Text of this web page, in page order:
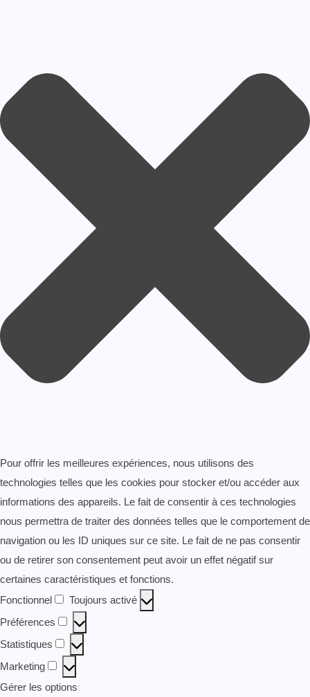
Pour offrir les meilleures expériences, nous utilisons des
technologies telles que les cookies pour stocker et/ou accéder aux
informations des appareils. Le fait de consentir à ces technologies
nous permettra de traiter des données telles que le comportement de
navigation ou les ID uniques sur ce site. Le fait de ne pas consentir
ou de retirer son consentement peut avoir un effet négatif sur
certaines caractéristiques et fonctions.
Fonctionnel
Fonctionnel
Toujours activé
Préférences
Préférences
Statistiques
Statistiques
Marketing
Marketing
Gérer les options